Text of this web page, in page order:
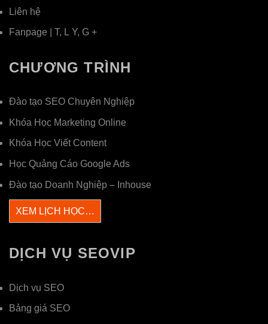
Liên hệ
Fanpage T, L Y, G +
CHƯƠNG TRÌNH
Đào tạo SEO Chuyên Nghiệp
Khóa Học Marketing Online
Khóa Học Viết Content
Học Quảng Cáo Google Ads
Đào tạo Doanh Nghiệp – Inhouse
XEM LỊCH HỌC…
DỊCH VỤ SEOVIP
Dịch vụ SEO
Bảng giá SEO